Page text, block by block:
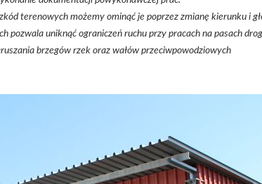
terenowych możemy ominąć je poprzez zmianę kierunku i
pozwala uniknąć ograniczeń ruchu przy pracach na pasach
brzegów rzek oraz wałów przeciwpowodziowych